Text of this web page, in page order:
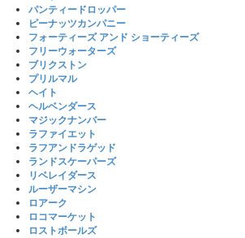
パンティードロッパー
ピーナッツカンパニー
フォーティーズ アンド ショーティーズ
フリーウォーターズ
ブリクストン
プリルマル
ヘイト
ヘルベンダース
マジックナンバー
ラファイエット
ラフアンドラゲッド
ランドスケーパーズ
リベレイダース
ルーザーマシン
ロアーク
ロコマーケット
ロストボールズ